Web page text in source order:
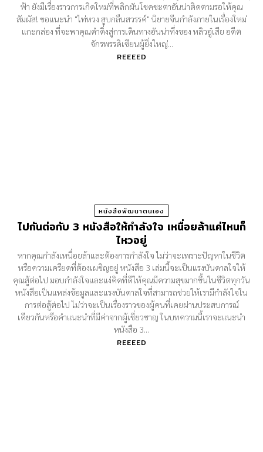
ฟ้า ยังมีเรื่องราวการเกิดใหม่ที่พลิกผันโชคชะตาอันน่าติดตามรอให้คุณ
สัมผัส! ขอแนะนำ "ไท่หวง สูบกลืนสวรรค์" นิยายจีนกำลังภายในเรื่องใหม่
แกะกล่อง ที่จะพาคุณดำดิ่งสู่การเดินทางอันน่าทึ่งของ หลิวอู๋เสีย อดีต
จักรพรรดิเซียนผู้ยิ่งใหญ่...
REEEED
หนังสือพัฒนาตนเอง
ไปกันต่อกับ 3 หนังสือให้กำลังใจ เหนื่อยล้าแค่ไหนก็
ไหวอยู่
หากคุณกำลังเหนื่อยล้าและต้องการกำลังใจ ไม่ว่าจะเพราะปัญหาในชีวิต
หรือความเครียดที่ต้องเผชิญอยู่ หนังสือ 3 เล่มนี้จะเป็นแรงบันดาลใจให้
คุณสู้ต่อไป มอบกำลังใจและแง่คิดที่ดีให้คุณมีความสุขมากขึ้นในชีวิตทุกวัน
หนังสือเป็นแหล่งข้อมูลและแรงบันดาลใจที่สามารถช่วยให้เรามีกำลังใจใน
การต่อสู้ต่อไป ไม่ว่าจะเป็นเรื่องราวของผู้คนที่เคยผ่านประสบการณ์
เดียวกันหรือคำแนะนำที่มีค่าจากผู้เชี่ยวชาญ ในบทความนี้เราจะแนะนำ
หนังสือ 3...
REEEED